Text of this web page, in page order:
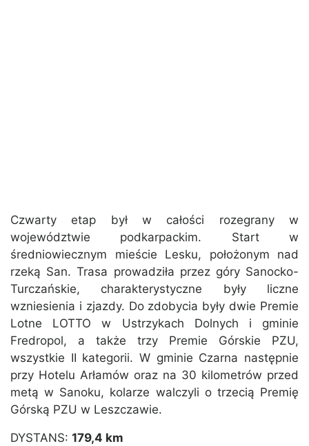
Czwarty etap był w całości rozegrany w
województwie podkarpackim. Start w
średniowiecznym mieście Lesku, położonym nad
rzeką San. Trasa prowadziła przez góry Sanocko-
Turczańskie, charakterystyczne były liczne
wzniesienia i zjazdy. Do zdobycia były dwie Premie
Lotne LOTTO w Ustrzykach Dolnych i gminie
Fredropol, a także trzy Premie Górskie PZU,
wszystkie II kategorii. W gminie Czarna następnie
przy Hotelu Arłamów oraz na 30 kilometrów przed
metą w Sanoku, kolarze walczyli o trzecią Premię
Górską PZU w Leszczawie.
DYSTANS: 179,4 km